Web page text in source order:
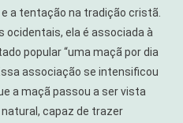
a tentação na tradição cristã.
ela é associada à
popular “uma maçã por dia
associação se intensificou
a maçã passou a ser vista
capaz de trazer